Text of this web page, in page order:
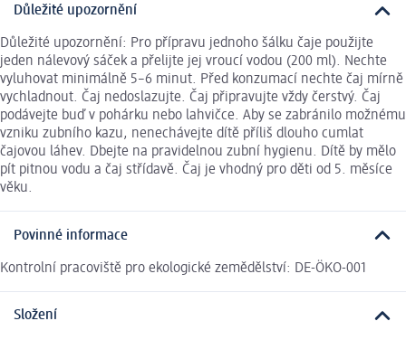
Důležité upozornění
Důležité upozornění: Pro přípravu jednoho šálku čaje použijte
jeden nálevový sáček a přelijte jej vroucí vodou (200 ml). Nechte
vyluhovat minimálně 5–6 minut. Před konzumací nechte čaj mírně
vychladnout. Čaj nedoslazujte. Čaj připravujte vždy čerstvý. Čaj
podávejte buď v pohárku nebo lahvičce. Aby se zabránilo možnému
vzniku zubního kazu, nenechávejte dítě příliš dlouho cumlat
čajovou láhev. Dbejte na pravidelnou zubní hygienu. Dítě by mělo
pít pitnou vodu a čaj střídavě. Čaj je vhodný pro děti od 5. měsíce
věku.
Povinné informace
Kontrolní pracoviště pro ekologické zemědělství: DE-ÖKO-001
Složení